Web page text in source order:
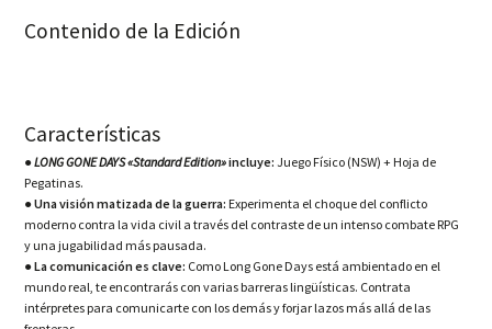
Contenido de la Edición
Características
●LONG GONE DAYS «Standard Edition»incluye:Juego Físico (NSW) + Hoja de
Pegatinas.
● Una visión matizada de la guerra: Experimenta el choque del conflicto
moderno contra la vida civil a través del contraste de un intenso combate RPG
y una jugabilidad más pausada.
● La comunicación es clave: Como Long Gone Days está ambientado en el
mundo real, te encontrarás con varias barreras lingüísticas. Contrata
intérpretes para comunicarte con los demás y forjar lazos más allá de las